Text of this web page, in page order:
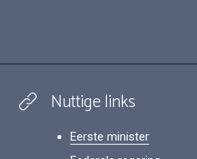
Nuttige links
Eerste minister